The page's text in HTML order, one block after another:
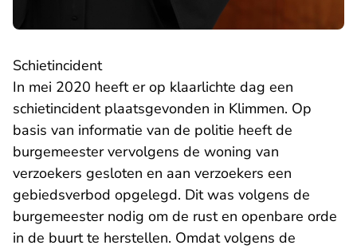
Schietincident
In mei 2020 heeft er op klaarlichte dag een
schietincident plaatsgevonden in Klimmen. Op
basis van informatie van de politie heeft de
burgemeester vervolgens de woning van
verzoekers gesloten en aan verzoekers een
gebiedsverbod opgelegd. Dit was volgens de
burgemeester nodig om de rust en openbare orde
in de buurt te herstellen. Omdat volgens de